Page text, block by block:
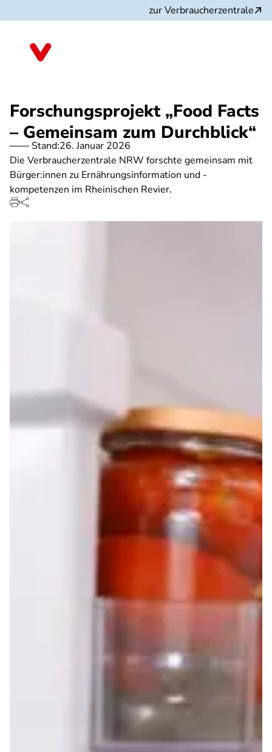
zum
zur Verbraucherzentrale
Forschungsprojekt „Food Facts
– Gemeinsam zum Durchblick“
Stand:26. Januar 2026
Die Verbraucherzentrale NRW forschte gemeinsam mit
Bürger:innen zu Ernährungsinformation und -
kompetenzen im Rheinischen Revier.